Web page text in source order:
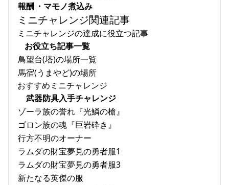
報酬 ・マモノ煮込み
ミニチャレンジ関連記事
ミニチャレンジの達成に役立つ記事
お役立ち記事一覧
鳥望台(塔)の場所一覧
馬宿(うまやど)の場所
おすすめミニチャレンジ
武器防具入手チャレンジ
ゾーラ族の誉れ『光鱗の槍』
ゴロン族の魂『巨岩砕き』
行方不明のオーナー
ラムダの財宝夢見の勇者服1
ラムダの財宝夢見の勇者服3
新たなる英傑の服